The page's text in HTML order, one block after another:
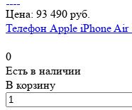
Цена: 93 490 руб.
Телефон Apple iPhone
0
Есть в наличии
В корзину